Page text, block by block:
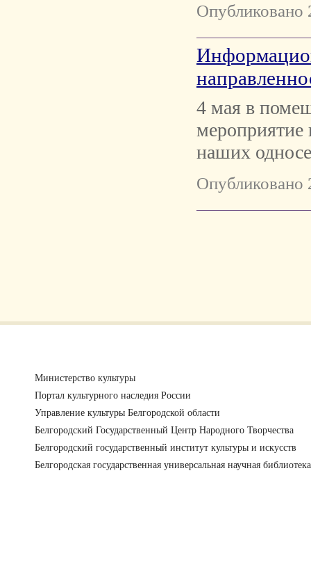
Опубликовано
4 мая в
наших
Опубликовано
Министерство культуры
Портал культурного наследия России
Управление культуры Белгородской области
Белгородский Государственный Центр Народного Творчества
Белгородский государственный институт культуры и искусств
Белгородская государственная универсальная научная библиотека